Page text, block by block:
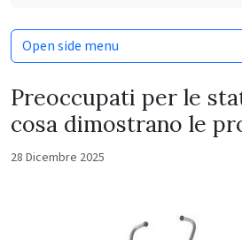
Preoccupati per le
cosa dimostrano le
28 Dicembre 2025
Open side menu